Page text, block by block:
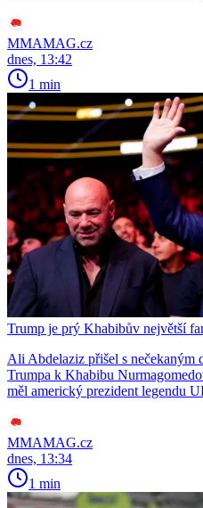
MMAMAG.cz
dnes, 13:42
1 min
Trump je prý Khabibův největší
Ali Abdelaziz přišel s nečekaným
Trumpa k Khabibu
měl americký prezident legendu
MMAMAG.cz
dnes, 13:34
1 min